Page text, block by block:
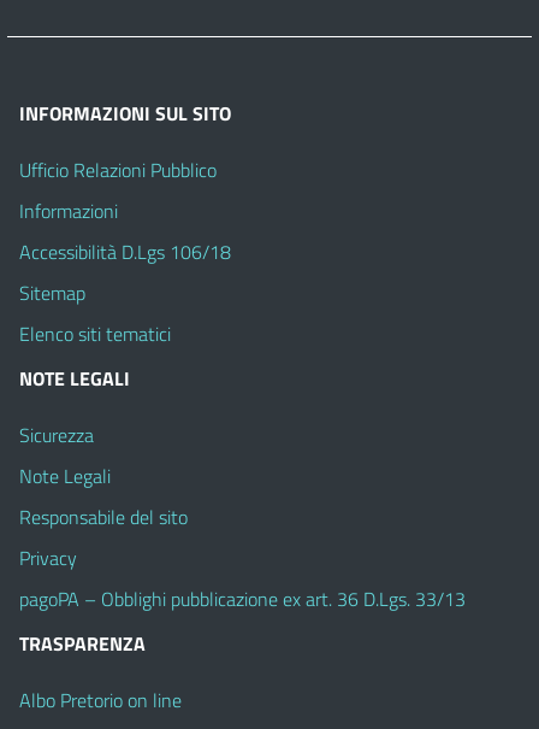
INFORMAZIONI SUL SITO
Ufficio Relazioni Pubblico
Informazioni
Accessibilità D.Lgs 106/18
Sitemap
Elenco siti tematici
NOTE LEGALI
Sicurezza
Note Legali
Responsabile del sito
Privacy
pagoPA – Obblighi pubblicazione ex art. 36 D.Lgs. 33/13
TRASPARENZA
Albo Pretorio on line